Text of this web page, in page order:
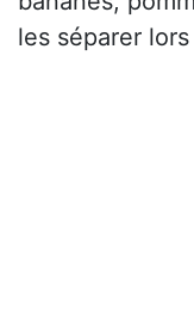
les séparer